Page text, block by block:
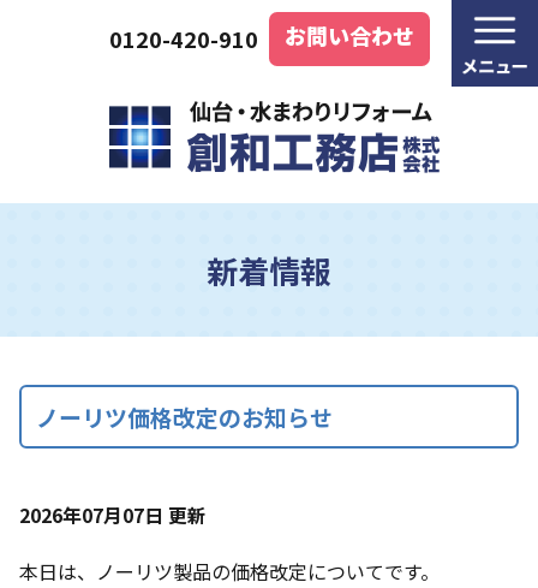
0120-420-910 お問い合わせ
新着情報
ノーリツ価格改定のお知らせ
2026年07月07日 更新
本日は、ノーリツ製品の価格改定についてです。